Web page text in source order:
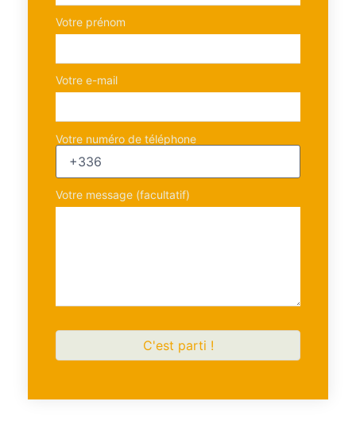
Votre prénom
Votre e-mail
Votre numéro de téléphone
Votre message (facultatif)